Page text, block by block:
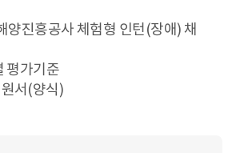
양진흥공사 체험형 인턴(장애) 채
가기준
서(양식)